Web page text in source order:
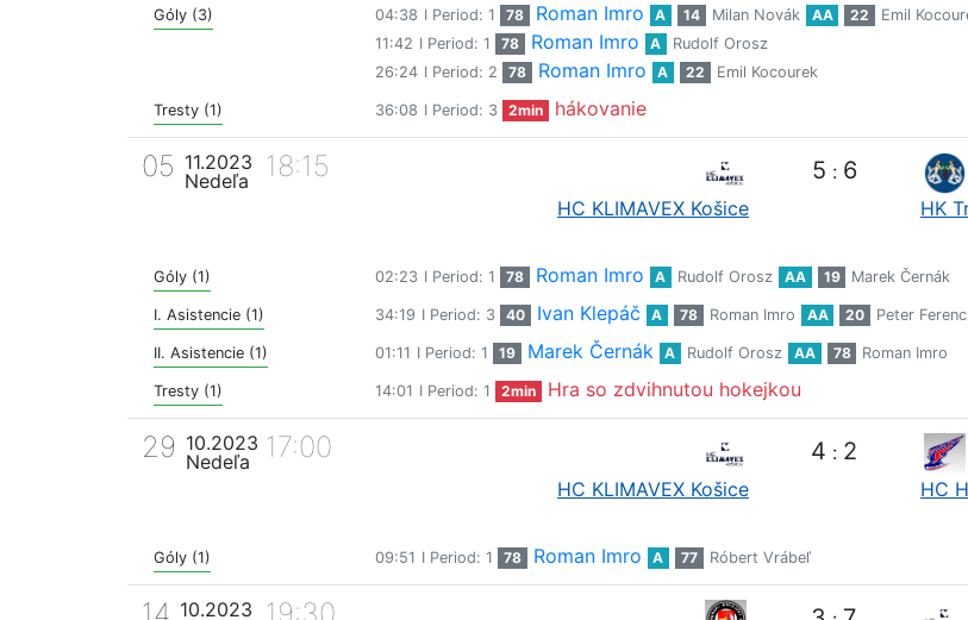
Góly (3) 04:38 I Period: 1 78 Roman Imro A 14 Milan Novák AA 22
Emil
11:42 I Period: 1 78 Roman Imro A
Rudolf Orosz
26:24 I Period: 2 78 Roman Imro A 22 Emil Kocourek
Tresty (1) 36:08 I Period: 3 2min hákovanie
05 11.2023
Nedeľa
18:15
HC KLIMAVEX Košice
5 : 6
HK
Góly (1) 02:23 I Period: 1 78 Roman Imro A Rudolf Orosz AA 19 Marek Černák
I. Asistencie (1) 34:19 I Period: 3 40 Ivan Klepáč A 78 Roman Imro AA 20 Peter
II. Asistencie (1) 01:11 I Period: 1 19 Marek Černák A Rudolf Orosz AA 78 Roman Imro
Tresty (1) 14:01 I Period: 1 2min Hra so zdvihnutou hokejkou
29 10.2023
Nedeľa
17:00
HC KLIMAVEX Košice
4 : 2
HC
Góly (1) 09:51 I Period: 1 78 Roman Imro A 77 Róbert Vrábeľ
10.2023